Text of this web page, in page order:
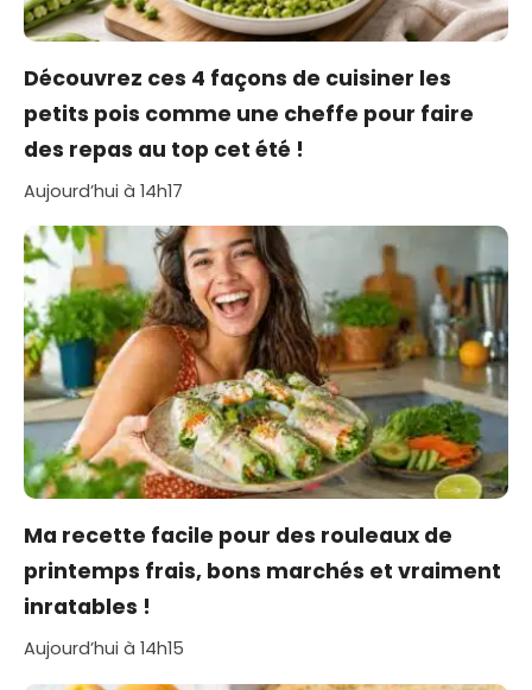
Découvrez ces 4 façons de cuisiner les
petits pois comme une cheffe pour faire
des repas au top cet été !
Aujourd’hui à 14h17
Ma recette facile pour des rouleaux de
printemps frais, bons marchés et vraiment
inratables !
Aujourd’hui à 14h15